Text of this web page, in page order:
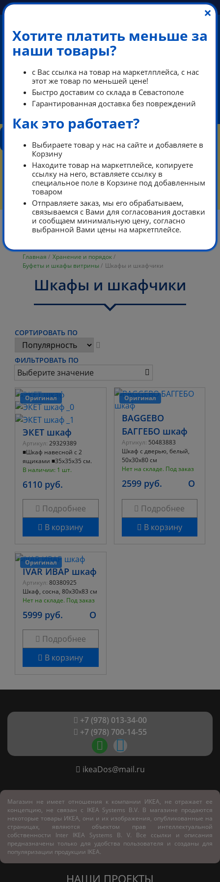
+7 (978) 013-34-00
+7 (978) 700-14-55
ikeaDos@mail.ru
РЕЖИМ РАБОТЫ
КОРЗИНА
Тарифы
Главная / Хранение и порядок/
Буфеты и шкафы витрины / Шкафы и шкафчики
Шкафы и шкафчики
СОРТИРОВАТЬ ПО
ФИЛЬТРОВАТЬ ПО
Выберите значение
Оригинал
ЭКЕТ шкаф
Артикул: 29329389
■Шкаф навесной с 2
ящиками ■35x35x35 см.
В наличии: 1 шт.
6110 руб.
Подробнее
В корзину
Оригинал
BAGGEBO
БАГГЕБО шкаф
Артикул: 50483883
Шкаф с дверью, белый,
50x30x80 см
Нет на складе. Под заказ
2599 руб. O
Подробнее
В корзину
Оригинал
IVAR ИВАР шкаф
Артикул: 80380925
Шкаф, сосна, 80x30x83 см
Нет на складе. Под заказ
5999 руб. O
Подробнее
В корзину
+7 (978) 013-34-00
+7 (978) 700-14-55
ikeaDos@mail.ru
Магазин не имеет отношения к компании ИКЕА, не отражает ее
концепцию, не связан с IKEA Systems B.V. В магазине продаются
некоторые товары ИКЕА, они и их изображения, опубликованные на
страницах, являются объектом прав интеллектуальной
собственности Inter IKEA Systems B. V. Все ссылки и описания
предназначены только для удобства пользователя и созданы для
популяризации продукции IKEA.
НАШИ ПРОЕКТЫ
×
Хотите платить меньше за
наши товары?
с Вас ссылка на товар на маркетлплейса, с нас
этот же товар по меньшей цене!
Быстро доставим со склада в Севастополе
Гарантированная доставка без повреждений
Как это работает?
Выбираете товар у нас на сайте и добавляете в
Корзину
Находите товар на маркетплейсе, копируете
ссылку на него, вставляете ссылку в
специальное поле в Корзине под добавленным
товаром
Отправляете заказ, мы его обрабатываем,
связываемся с Вами для согласования доставки
и сообщаем минимальную цену, согласно
выбранной Вами цены на маркетплейсе.